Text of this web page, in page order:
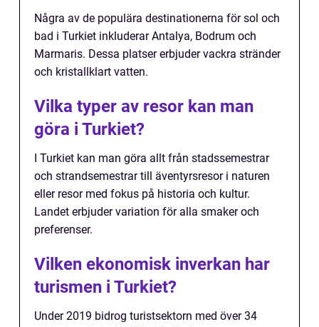
Några av de populära destinationerna för sol och
bad i Turkiet inkluderar Antalya, Bodrum och
Marmaris. Dessa platser erbjuder vackra stränder
och kristallklart vatten.
Vilka typer av resor kan man
göra i Turkiet?
I Turkiet kan man göra allt från stadssemestrar
och strandsemestrar till äventyrsresor i naturen
eller resor med fokus på historia och kultur.
Landet erbjuder variation för alla smaker och
preferenser.
Vilken ekonomisk inverkan har
turismen i Turkiet?
Under 2019 bidrog turistsektorn med över 34